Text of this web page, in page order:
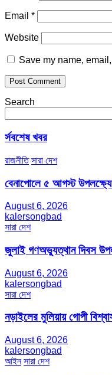
Email *
Website
Save my name,
Search
র্সবশেষ খবর
রাজনীতি সারা দেশ
বেনাপোলে ৫ আগস্ট উপলক্ষ্যে
August 6, 2026
kalersongbad
সারা দেশ
জুলাই গণঅভ্যুত্থান দিবস
August 6, 2026
kalersongbad
সারা দেশ
নড়াইলের মুলিয়ায় গোপী
August 6, 2026
kalersongbad
আইন সারা দেশ